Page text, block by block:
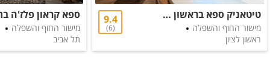
טיטאניק ספא בראשון לציון
מישור החוף והשפלה
ראשון לציון
9.4
6
מישור החוף והשפלה
תל אביב